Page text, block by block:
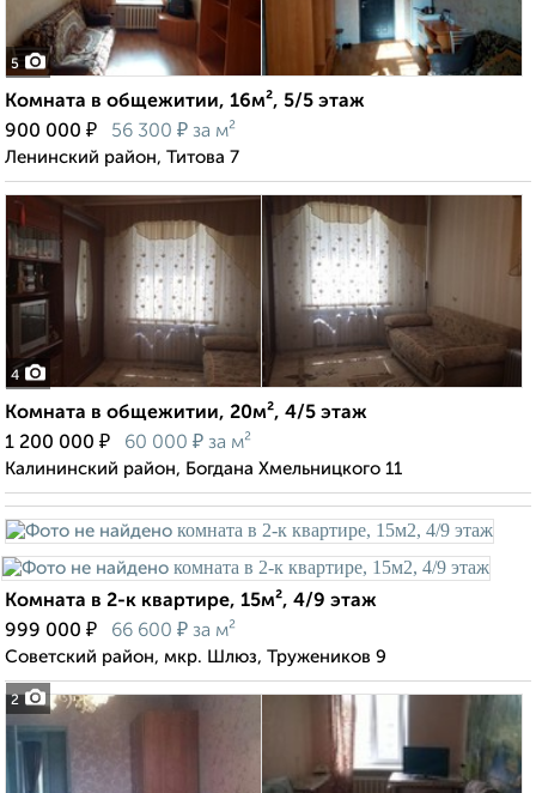
5
Комната в общежитии, 16м², 5/5 этаж
900 000 ₽ 56 300 ₽ за м²
Ленинский район, Титова 7
4
Комната в общежитии, 20м², 4/5 этаж
1 200 000 ₽ 60 000 ₽ за м²
Калининский район, Богдана Хмельницкого 11
2
Комната в 2-к квартире, 15м², 4/9 этаж
999 000 ₽ 66 600 ₽ за м²
Советский район, мкр. Шлюз, Тружеников 9